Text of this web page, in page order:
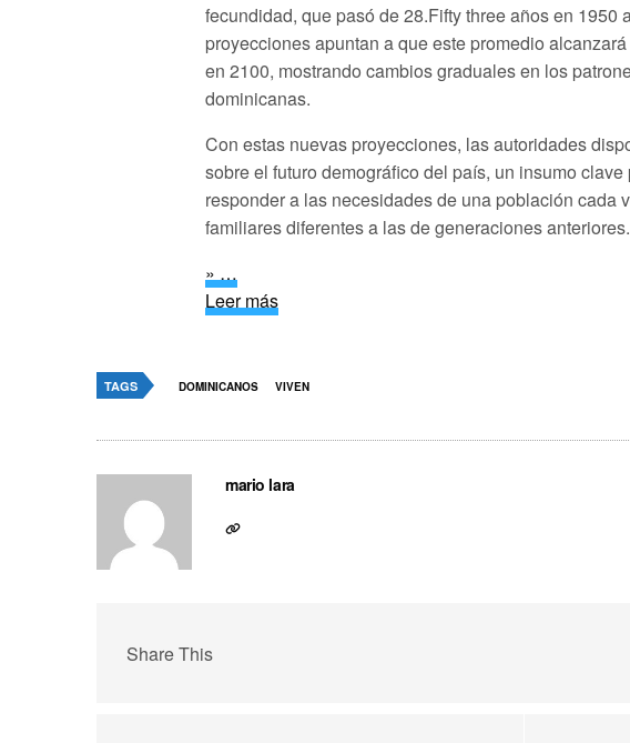
fecundidad, que pasó de 28.Fifty three años en 1950
proyecciones apuntan a que este promedio
en 2100, mostrando cambios graduales en los
dominicanas.
Con estas nuevas proyecciones, las autoridades
sobre el futuro demográfico del país, un insumo
responder a las necesidades de una población cada
familiares diferentes a las de generaciones anteriores.
» …
Leer más
TAGS DOMINICANOS VIVEN
mario lara
Share This